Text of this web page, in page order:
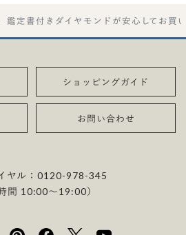
鑑定書付きダイヤモンドが安心してお買
ショッピングガイド
お問い合わせ
ヤル：0120-978-345
間 10:00〜19:00）